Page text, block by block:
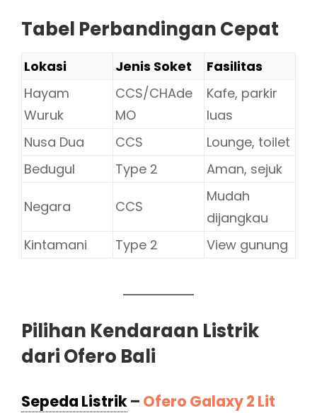
Tabel Perbandingan Cepat
Lokasi Jenis Soket
Fasilitas
Hayam
Wuruk
CCS/CHAde
MO
Kafe, parkir
luas
Nusa Dua
CCS
Lounge, toilet
Bedugul
Type 2 Aman, sejuk
Negara CCS
Mudah
dijangkau
Kintamani
Type 2 View gunung
Pilihan Kendaraan Listrik
dari Ofero Bali
Sepeda Listrik– Ofero Galaxy 2 Lit